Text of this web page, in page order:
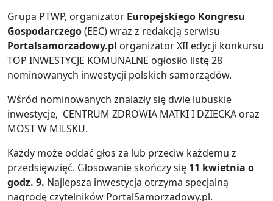
Grupa PTWP, organizator Europejskiego Kongresu
Gospodarczego(EEC) wraz z redakcją serwisu
Portalsamorzadowy.pl organizator XII edycji konkursu
TOP INWESTYCJE KOMUNALNE ogłosiło listę 28
nominowanych inwestycji polskich samorządów.
Wśród nominowanych znalazły się dwie lubuskie
inwestycje, CENTRUM ZDROWIA MATKI I DZIECKA oraz
MOST W MILSKU.
Każdy może oddać głos za lub przeciw każdemu z
przedsięwzięć. Głosowanie skończy się 11 kwietnia o
godz. 9. Najlepsza inwestycja otrzyma specjalną
nagrodę czytelników PortalSamorzadowy.pl.